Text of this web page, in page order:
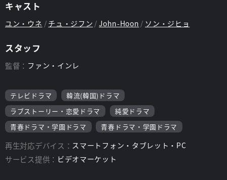
キャスト
ユン・ウネ チュ・ジフン John-Hoon ソン・ジヒョ
スタッフ
監督： ファン・インレ
テレビドラマ
韓流(韓国)ドラマ
ラブストーリー・恋愛ドラマ
純愛ドラマ
青春ドラマ・学園ドラマ
青春ドラマ・学園ドラマ
再生対応デバイス： スマートフォン・タブレット・PC
サービス提供： ビデオマーケット